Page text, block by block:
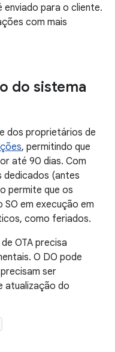
enviado para o cliente.
com mais
do sistema
dos proprietários de
, permitindo que
até 90 dias. Com
dedicados (antes
permite que os
em execução em
como feriados.
OTA precisa
O DO pode
ser
atualização do